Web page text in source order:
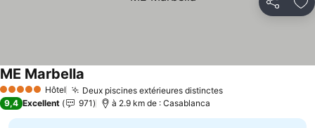
Partager
5 Étoiles Hôtel Deux piscines extérieures distinctes
ME Marbella
9,4 Excellent 971 à 2.9 km de : Casablanca